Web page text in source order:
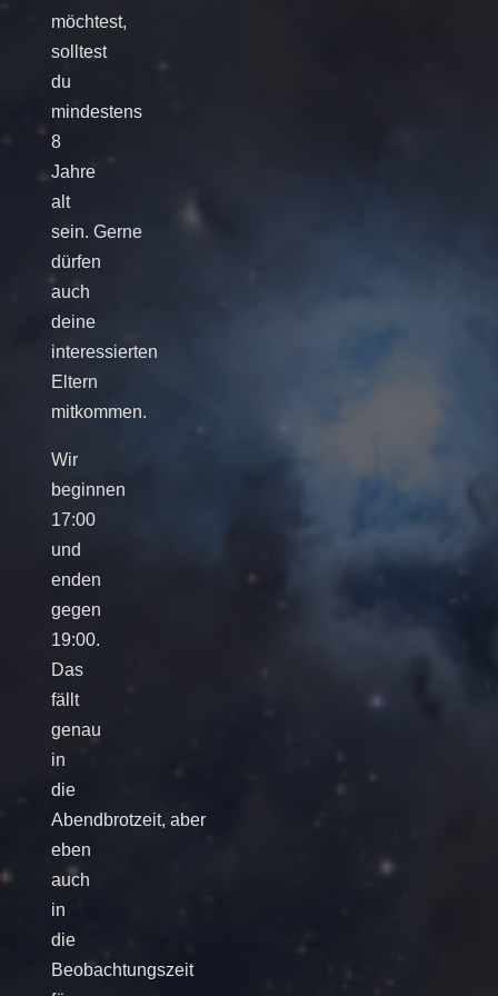
möchtest,
solltest
du
mindestens
8
Jahre
alt
sein. Gerne
dürfen
auch
deine
interessierten
Eltern
mitkommen.
Wir
beginnen
17:00
und
enden
gegen
19:00.
Das
fällt
genau
in
die
Abendbrotzeit, aber
eben
auch
in
die
Beobachtungszeit